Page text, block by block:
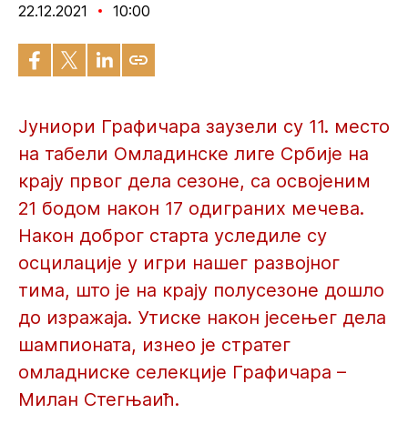
22.12.2021 10:00
Јуниори Графичара заузели су 11. место
на табели Омладинске лиге Србије на
крају првог дела сезоне, са освојеним
21 бодом након 17 одиграних мечева.
Након доброг старта уследиле су
осцилације у игри нашег развојног
тима, што је на крају полусезоне дошло
до изражаја. Утиске након јесењег дела
шампионата, изнео је стратег
омладниске селекције Графичара –
Милан Стегњаић.